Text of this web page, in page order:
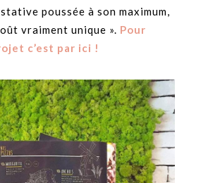
poussée à son maximum,
vraiment unique ». Pour
c’est par ici !